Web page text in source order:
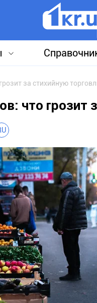
за стихийную
что грозит